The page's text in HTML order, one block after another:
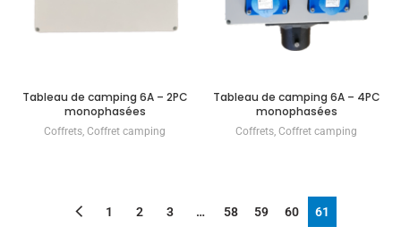
Tableau de camping 6A – 2PC
monophasées
Coffrets, Coffret camping
Tableau de camping 6A – 4PC
monophasées
Coffrets, Coffret camping
1 2 3 … 58 59 60 61